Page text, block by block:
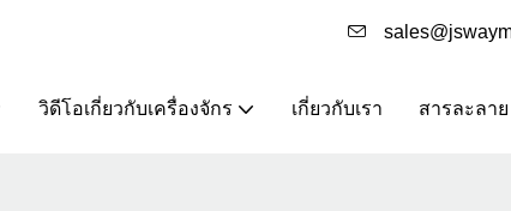
วิดีโอเกี่ยวกับเครื่องจักร เกี่ยวกับเรา สารละลาย